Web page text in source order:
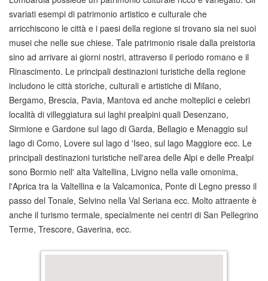
svariati esempi di patrimonio artistico e culturale che
arricchiscono le città e i paesi della regione si trovano sia nei suoi
musei che nelle sue chiese. Tale patrimonio risale dalla preistoria
sino ad arrivare ai giorni nostri, attraverso il periodo romano e il
Rinascimento. Le principali destinazioni turistiche della regione
includono le città storiche, culturali e artistiche di Milano,
Bergamo, Brescia, Pavia, Mantova ed anche molteplici e celebri
località di villeggiatura sui laghi prealpini quali Desenzano,
Sirmione e Gardone sul lago di Garda, Bellagio e Menaggio sul
lago di Como, Lovere sul lago d 'Iseo, sul lago Maggiore ecc. Le
principali destinazioni turistiche nell'area delle Alpi e delle Prealpi
sono Bormio nell' alta Valtellina, Livigno nella valle omonima,
l'Aprica tra la Valtellina e la Valcamonica, Ponte di Legno presso il
passo del Tonale, Selvino nella Val Seriana ecc. Molto attraente è
anche il turismo termale, specialmente nei centri di San Pellegrino
Terme, Trescore, Gaverina, ecc.